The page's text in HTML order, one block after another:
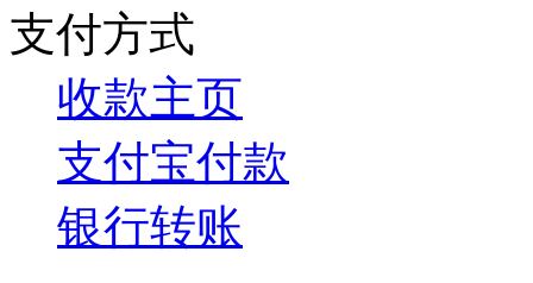
支付方式
收款主页
支付宝付款
银行转账